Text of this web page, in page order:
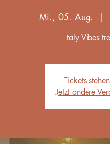
Mi., 05. Aug.
  |
Italy Vibes
Tickets
Jetzt andere